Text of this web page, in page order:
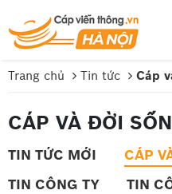
Trang chủ Tin tức Cáp
CÁP VÀ ĐỜI
TIN TỨC MỚI
CÁP
TIN CÔNG TY
TIN